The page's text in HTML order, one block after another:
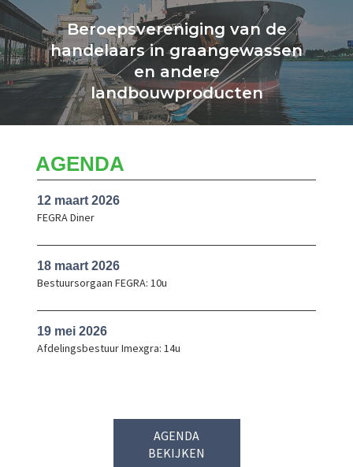
Beroepsvereniging van de
handelaars in graangewassen
en andere
landbouwproducten
AGENDA
12 maart 2026
FEGRA Diner
18 maart 2026
Bestuursorgaan FEGRA: 10u
19 mei 2026
Afdelingsbestuur Imexgra: 14u
AGENDA
BEKIJKEN